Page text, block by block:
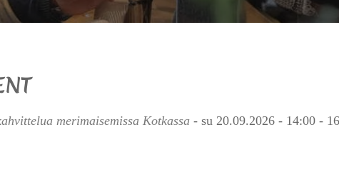
merimaisemissa Kotkassa - su 20.09.2026 - 14:00 -